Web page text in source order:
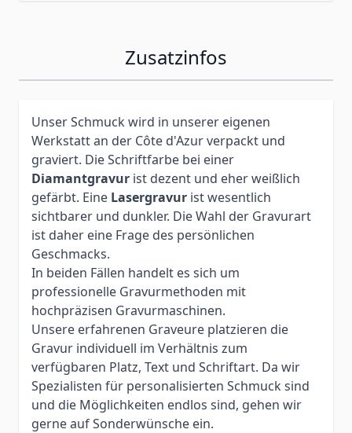
Zusatzinfos
Unser Schmuck wird in unserer eigenen
Werkstatt an der Côte d'Azur verpackt und
graviert. Die Schriftfarbe bei einer
Diamantgravur ist dezent und eher weißlich
gefärbt. Eine Lasergravur ist wesentlich
sichtbarer und dunkler. Die Wahl der Gravurart
ist daher eine Frage des persönlichen
Geschmacks.
In beiden Fällen handelt es sich um
professionelle Gravurmethoden mit
hochpräzisen Gravurmaschinen.
Unsere erfahrenen Graveure platzieren die
Gravur individuell im Verhältnis zum
verfügbaren Platz, Text und Schriftart. Da wir
Spezialisten für personalisierten Schmuck sind
und die Möglichkeiten endlos sind, gehen wir
gerne auf Sonderwünsche ein.